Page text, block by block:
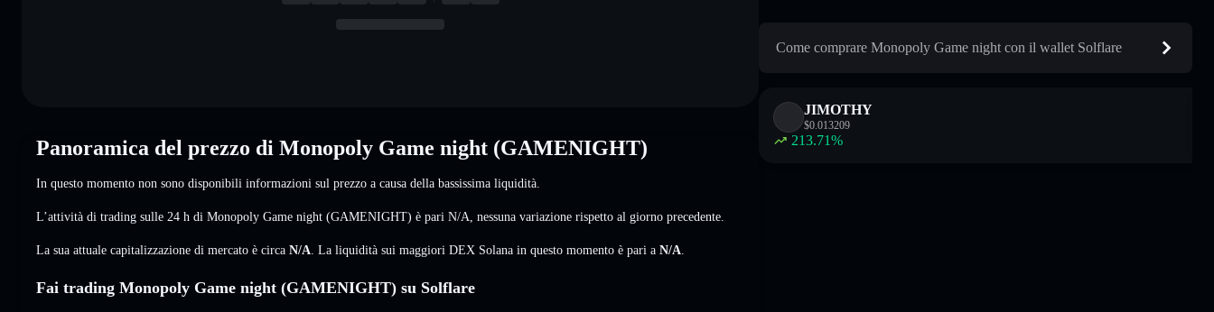
Panoramica del prezzo di Monopoly Game night (GAMENIGHT)
In questo momento non sono disponibili informazioni sul prezzo a causa della bassissima liquidità.
L’attività di trading sulle 24 h di Monopoly Game night (GAMENIGHT) è pari N/A nessuna variazione rispetto al giorno precedente.
La sua attuale capitalizzazione di mercato è circa N/A . La liquidità sui maggiori DEX Solana in questo momento è pari a N/A
Fai trading Monopoly Game night (GAMENIGHT) su Solflare
Come comprare Monopoly Game night con il wallet Solflare
JIMOTHY
$0.013209
213.71%